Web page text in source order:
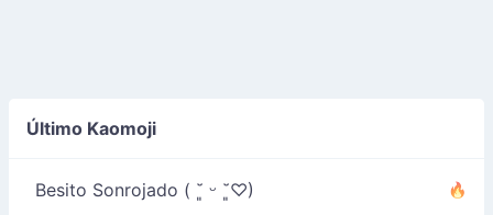
Último Kaomoji
Besito Sonrojado ( ˘͈ ᵕ ˘͈♡)